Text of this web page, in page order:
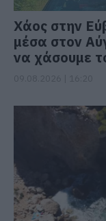
Χάος στην
μέσα στον
να χάσουμε